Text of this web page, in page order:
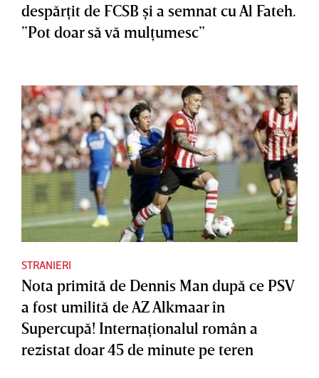
despărţit de FCSB şi a semnat cu Al Fateh.
”Pot doar să vă mulţumesc”
STRANIERI
Nota primită de Dennis Man după ce PSV
a fost umilită de AZ Alkmaar în
Supercupă! Internaţionalul român a
rezistat doar 45 de minute pe teren